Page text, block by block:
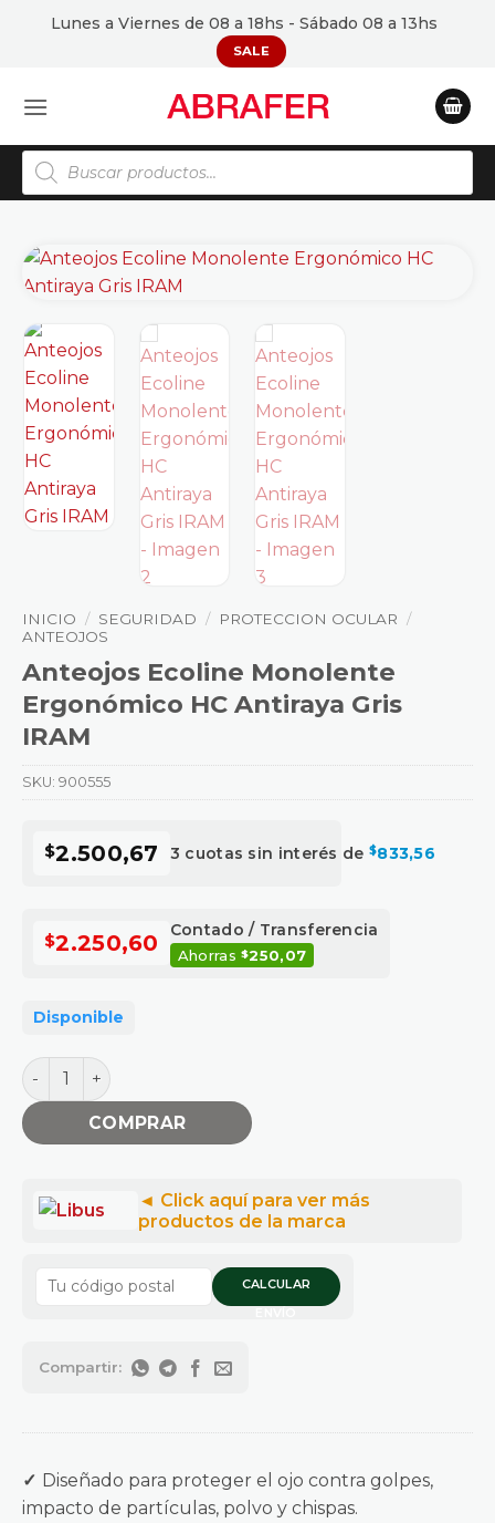
Lunes a Viernes de 08 a 18hs - Sábado 08 a 13hs
SALE
Búsqueda
de
productos
INICIO / SEGURIDAD / PROTECCION OCULAR /
ANTEOJOS
Anteojos Ecoline Monolente
Ergonómico HC Antiraya Gris
IRAM
$2.500,67 3 cuotas sin interés de $833,56
$2.250,60
Contado / Transferencia
Ahorras$250,07
✓ Diseñado para proteger el ojo contra golpes,
impacto de partículas, polvo y chispas.
Disponible
Anteojos Ecoline Monolente Ergonómico HC Antiraya
COMPRAR
CALCULAR
SKU: 900555